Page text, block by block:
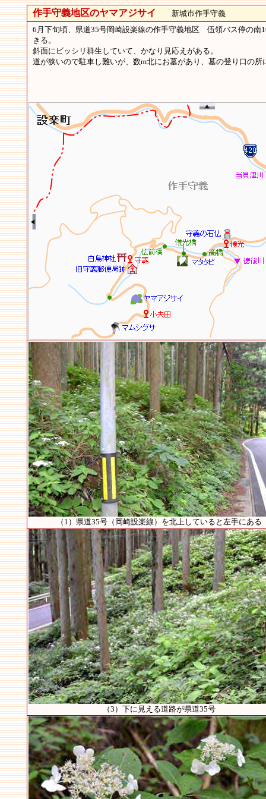
作手守義地区のヤマアジサイ 新城市作手守義
6月下旬頃、県道35号岡崎設楽線の作手守義地区 伍領バス停の南
きる。
斜面にビッシリ群生していて、かなり見応えがある。
道が狭いので駐車し難いが、数m北にお墓があり、墓の登り口の
（1）県道35号（岡崎設楽線）を北上していると左手にある
（3）下に見える道路が県道35号